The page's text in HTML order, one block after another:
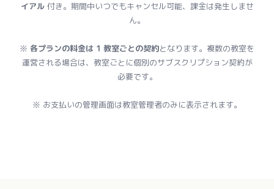
イアル付き。期間中いつでもキャンセル可能、課金は発生しませ
ん。
※ 各プランの料金は 1 教室ごとの契約となります。複数の教室を
運営される場合は、教室ごとに個別のサブスクリプション契約が
必要です。
※ お支払いの管理画面は教室管理者のみに表示されます。